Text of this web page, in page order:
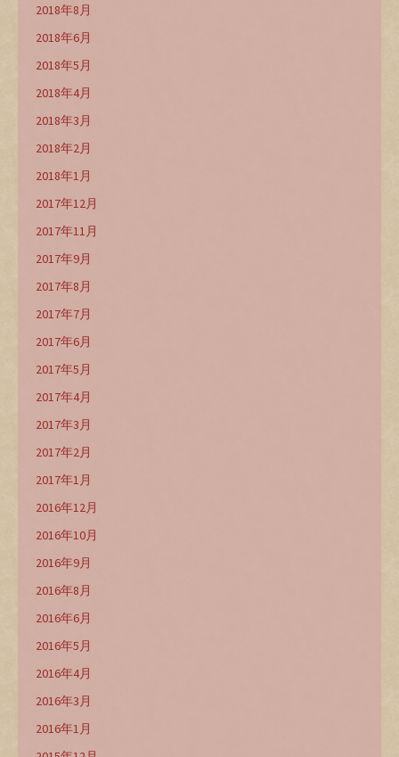
2018年8月
2018年6月
2018年5月
2018年4月
2018年3月
2018年2月
2018年1月
2017年12月
2017年11月
2017年9月
2017年8月
2017年7月
2017年6月
2017年5月
2017年4月
2017年3月
2017年2月
2017年1月
2016年12月
2016年10月
2016年9月
2016年8月
2016年6月
2016年5月
2016年4月
2016年3月
2016年1月